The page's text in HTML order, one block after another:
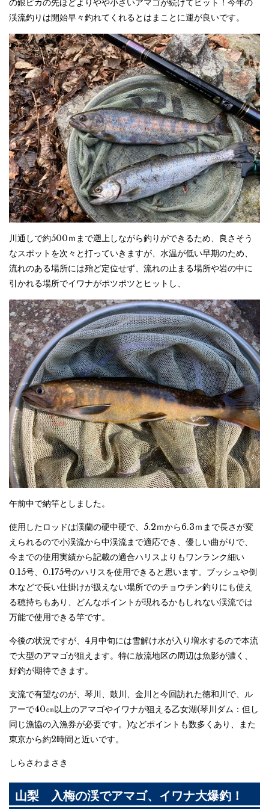
の銀ピカの先ほどよりやや小さいアマゴが続けてヒット！今年の
渓流釣りは開始早々釣れてくれるとはまことに運が良いです。
川通しで約500ｍまで遡上しながら釣りができるため、良さそう
なスポットを次々と打っていきますが、水温が低い早期のため、
流れのある場所には殆ど定位せず、流れの止まる場所や岩の中に
引かれる場所でイワナがポツポツとヒットし、
午前中で納竿としました。
使用したロッドは渓蘭の硬中硬で、5.2ｍから6.3ｍまで長さが変
えられるので小渓流から中渓流まで適応でき、優しい曲がりで、
今までの使用実績から記載の適合ハリスよりもワンランク細い
0.15号、0.175号のハリスを使用できると思います。ブッシュや倒
木などで長い仕掛けが扱えない場所でのチョウチン釣りにも使え
る穂持ちもあり、どんなポイントが現れるかもしれない渓流では
万能で使用できる竿です。
今後の状況ですが、4月中旬には雪解け水が入り増水するので本流
で大型のアマゴが狙えます。特に放流地区の周辺は魚影が濃く、
好釣が期待できます。
支流で有望なのが、琴川、鼓川、金川と今回訪れた徳和川で、ル
アーで40㎝以上のアマゴやイワナが狙える乙女湖(琴川ダム：但し
同じ漁協の入漁券が必要です。)などポイントも数多くあり、また
東京から約2時間と近いです。
しらさわまさき
山梨 入梅の渓でアマゴ、イワナ大爆釣！